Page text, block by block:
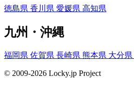
徳島県 香川県 愛媛県 高知県
九州・沖縄
福岡県 佐賀県 長崎県 熊本県 大分県
© 2009-2026 Locky.jp Project